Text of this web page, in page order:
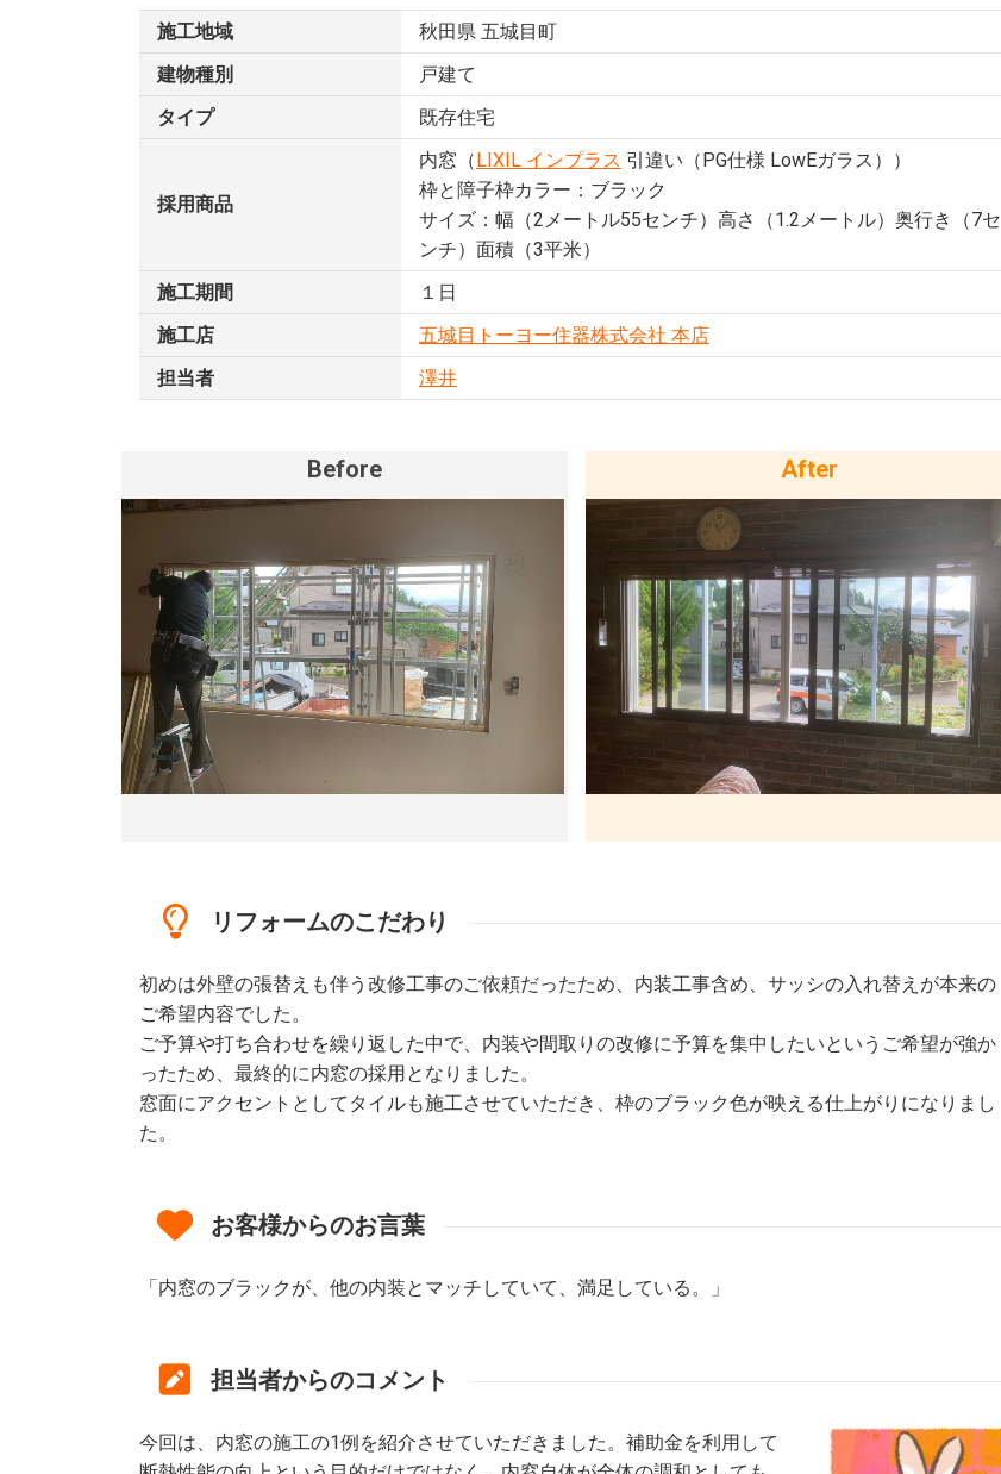
施工地域
秋田県 五城目町
建物種別
戸建て
タイプ
既存住宅
採用商品
内窓（LIXIL インプラス 引違い（PG仕様 LowEガラス））
枠と障子枠カラー：ブラック
サイズ：幅（2メートル55センチ）高さ（1.2メートル）奥行き（7セ
ンチ）面積（3平米）
施工期間
１日
施工店
五城目トーヨー住器株式会社 本店
担当者
澤井
Before After
リフォームのこだわり
初めは外壁の張替えも伴う改修工事のご依頼だったため、内装工事含め、サッシの入れ替えが本来の
ご希望内容でした。
ご予算や打ち合わせを繰り返した中で、内装や間取りの改修に予算を集中したいというご希望が強か
ったため、最終的に内窓の採用となりました。
窓面にアクセントとしてタイルも施工させていただき、枠のブラック色が映える仕上がりになりまし
た。
お客様からのお言葉
「内窓のブラックが、他の内装とマッチしていて、満足している。」
担当者からのコメント
今回は、内窓の施工の1例を紹介させていただきました。補助金を利用して